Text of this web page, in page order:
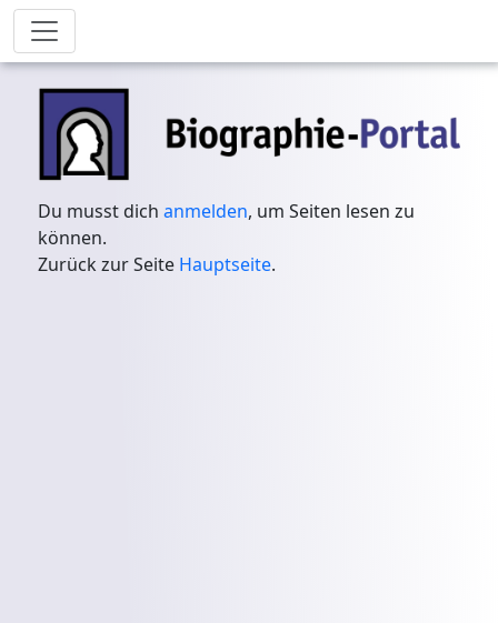
Du musst dichanmelden, um Seiten lesen zu
können.
Zurück zur Seite Hauptseite.